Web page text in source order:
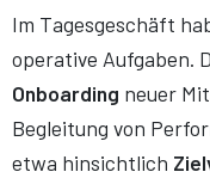
Im Tagesgeschäft
operative Aufgaben.
Onboarding neuer
Begleitung von
etwa hinsichtlich